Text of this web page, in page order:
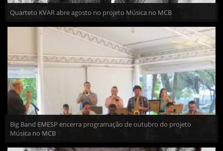
Quarteto KVAR abre agosto no projeto Música no MCB
Big Band EMESP encerra programação de outubro do projeto
Música no MCB